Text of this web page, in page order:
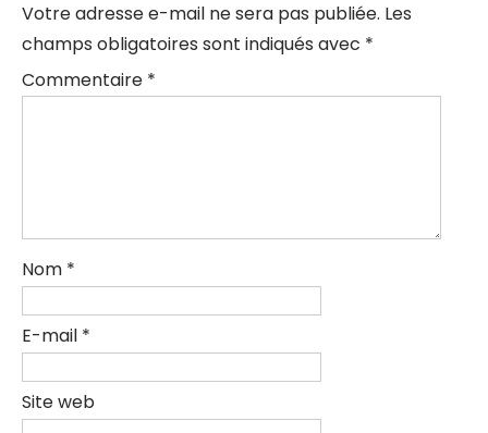
Votre adresse e-mail ne sera pas publiée. Les
champs obligatoires sont indiqués avec *
Commentaire *
Nom *
E-mail *
Site web